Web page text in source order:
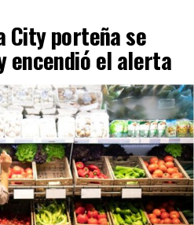
City porteña se
encendió el alerta